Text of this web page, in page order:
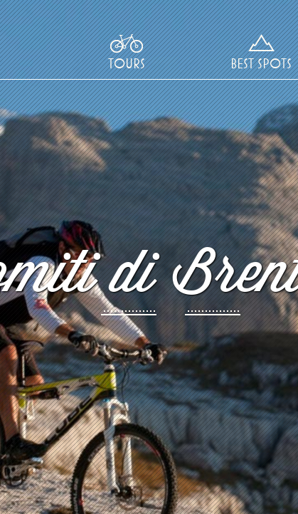
TOURS BEST SPOTS
di